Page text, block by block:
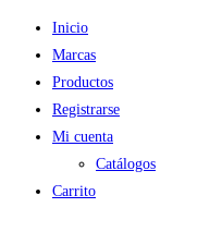
Inicio
Marcas
Productos
Registrarse
Mi cuenta
Catálogos
Carrito